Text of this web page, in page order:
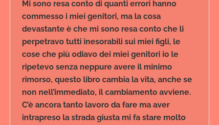
Mi sono resa conto di quanti errori hanno
commesso i miei genitori, ma la cosa
devastante è che mi sono resa conto che li
perpetravo tutti inesorabili sui miei figli, le
cose che più odiavo dei miei genitori io le
ripetevo senza neppure avere il minimo
rimorso, questo libro cambia la vita, anche se
non nell’immediato, il cambiamento avviene.
C’è ancora tanto lavoro da fare ma aver
intrapreso la strada giusta mi fa stare molto